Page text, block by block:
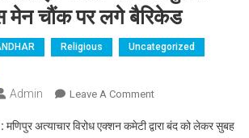
मेन चौंक पर लगे बैरिकेड
Religious
Uncategorized
Admin Leave A CommentOn पंजाब बंद को
भारी पुलिस बल तैनात,
मणिपुर अत्याचार विरोध एक्शन कमेटी द्वारा बंद को लेकर सुबह